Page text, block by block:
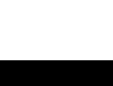
är bäst för mig?